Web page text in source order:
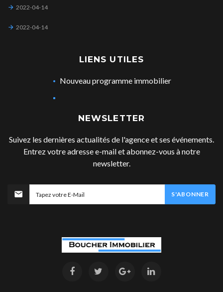
2022-04-14
2022-04-14
LIENS UTILES
Nouveau programme immobilier
NEWSLETTER
Suivez les dernières actualités de l'agence et ses événements.
Entrez votre adresse e-mail et abonnez-vous à notre
newsletter.
S'ABONNER